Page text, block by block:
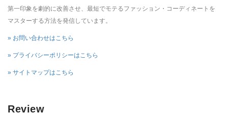
第一印象を劇的に改善させ、最短でモテるファッション・コーディネートを
マスターする方法を発信しています。
» お問い合わせはこちら
» プライバシーポリシーはこちら
» サイトマップはこちら
Review